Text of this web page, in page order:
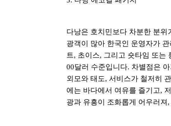
다낭은 호치민보다 차분한 분위
광객이 많아 한국인 운영자가
트, 초이스, 그리고 숏타임 또는
00달러 수준입니다. 차별점은
외모와 태도, 서비스가 철저히
에는 바다에서 여유를 즐기고,
광과 유흥이 조화롭게 어우러져 ,